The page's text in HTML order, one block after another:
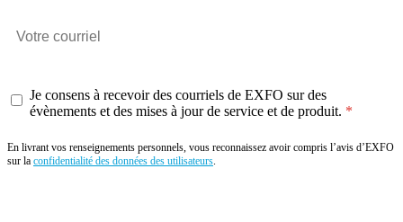
Je consens à recevoir des courriels de EXFO sur des
évènements et des mises à jour de service et de produit.
En livrant vos renseignements personnels, vous reconnaissez avoir compris l’avis d’EXFO
sur la confidentialité des données des utilisateurs.